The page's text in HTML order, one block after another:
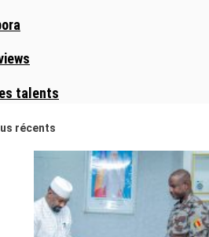
talents
récents